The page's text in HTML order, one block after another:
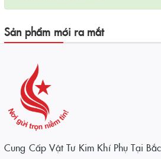
Sản phẩm mới ra mắt
Cung Cấp Vật Tư Kim Khí Phụ Tại